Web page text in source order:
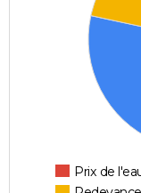
Prix de